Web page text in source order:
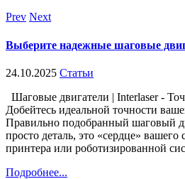
Prev Next
Выберите надежные шаговые
24.10.2025 Статьи
Шаговые двигатели | Interlaser -
Добейтесь идеальной точности
Правильно подобранный шаговый
просто деталь, это «сердце»
принтера или роботизированной
Подробнее...